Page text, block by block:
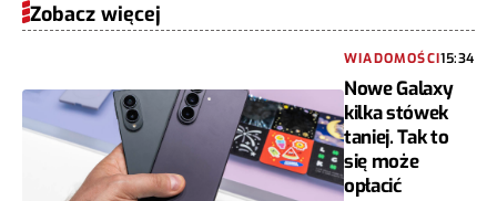
Zobacz więcej
WIADOMOŚCI15:34
Nowe Galaxy
kilka stówek
taniej. Tak to
się może
opłacić